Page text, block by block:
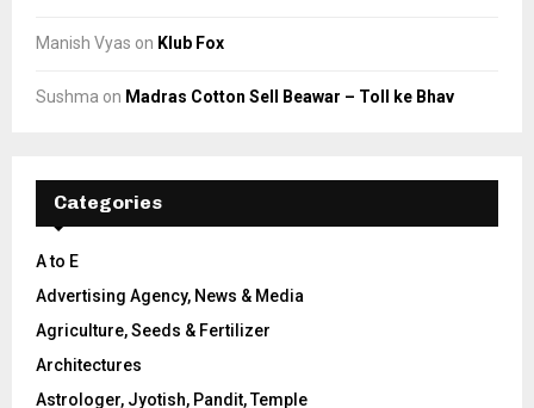
Manish Vyas on Klub Fox
Sushma on Madras Cotton Sell Beawar – Toll ke Bhav
Categories
A to E
Advertising Agency, News & Media
Agriculture, Seeds & Fertilizer
Architectures
Astrologer, Jyotish, Pandit, Temple